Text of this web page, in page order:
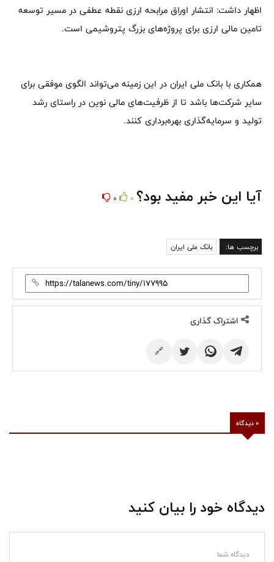
اظهار داشت: انتشار اوراق مرابحه ارزی نقطه عطفی در مسیر توسعه
تامین مالی ارزی برای پروژه‌های بزرگ پتروشیمی است.
همکاری با بانک ملی ایران در این زمینه می‌تواند الگوی موفقی برای
سایر شرکت‌ها باشد تا از ظرفیت‌های مالی نوین در راستای رشد
تولید و سرمایه‌گذاری بهره‌برداری کنند.
آیا این خبر مفید بود؟ 0
0
برچسب ها: بانک ملی ایران
اشتراک گذاری
🔗
0 دیدگاه
دیدگاه خود را بیان کنید